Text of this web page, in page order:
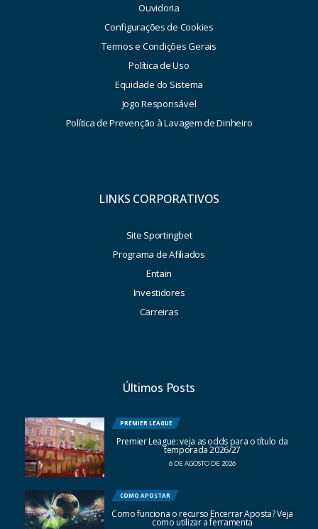
Ouvidoria
Configurações de Cookies
Termos e Condições Gerais
Política de Uso
Equidade do Sistema
Jogo Responsável
Política de Prevenção à Lavagem de Dinheiro
LINKS CORPORATIVOS
Site Sportingbet
Programa de Afiliados
Entain
Investidores
Carreiras
Últimos Posts
PREMIER LEAGUE
Premier League: veja as odds para o título da
temporada 2026/27
6 DE AGOSTO DE 2026
COMO APOSTAR
Como funciona o recurso Encerrar Aposta? Veja
como utilizar a ferramenta